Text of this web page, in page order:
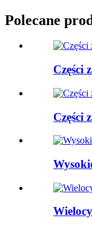
Polecane
Części
Części